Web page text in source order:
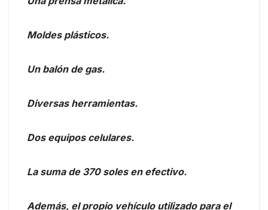
Moldes plásticos.
Un balón de gas.
Diversas herramientas.
Dos equipos celulares.
La suma de 370 soles en efectivo.
Además, el propio vehículo utilizado para el